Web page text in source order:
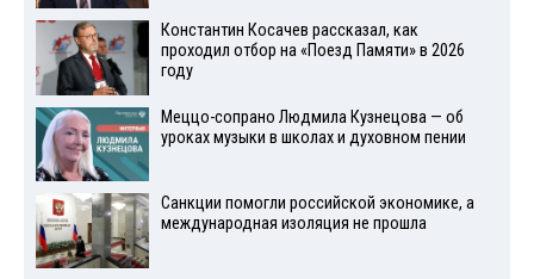
Константин Косачев рассказал, как
проходил отбор на «Поезд Памяти» в 2026
году
Меццо-сопрано Людмила Кузнецова — об
уроках музыки в школах и духовном пении
Санкции помогли российской экономике, а
международная изоляция не прошла